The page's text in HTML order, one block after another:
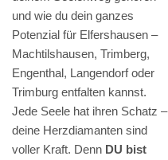
und wie du dein ganzes
Potenzial für Elfershausen –
Machtilshausen, Trimberg,
Engenthal, Langendorf oder
Trimburg entfalten kannst.
Jede Seele hat ihren Schatz –
deine Herzdiamanten sind
voller Kraft. Denn DU bist